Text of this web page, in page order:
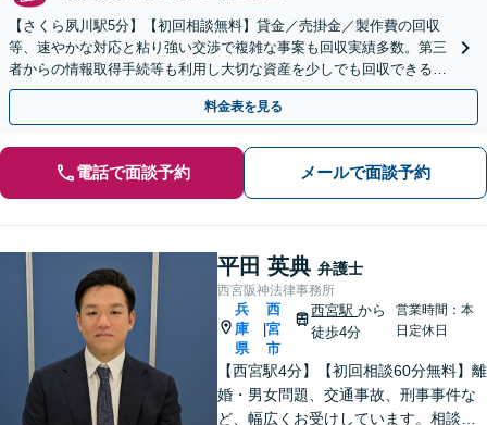
【さくら夙川駅5分】【初回相談無料】貸金／売掛金／製作費の回収
等、速やかな対応と粘り強い交渉で複雑な事案も回収実績多数。第三
者からの情報取得手続等も利用し大切な資産を少しでも回収できるよ
う尽力します【フリーランス・個人事業主のご相談も対応】
料金表を見る
電話で面談予約 メールで面談予約
平田 英典 弁護士
西宮阪神法律事務所
兵
庫
県
西
宮
市
西宮駅から
徒歩4分
営業時間：本
日定休日
【西宮駅4分】【初回相談60分無料】離
婚・男女問題、交通事故、刑事事件な
ど、幅広くお受けしています。相談者